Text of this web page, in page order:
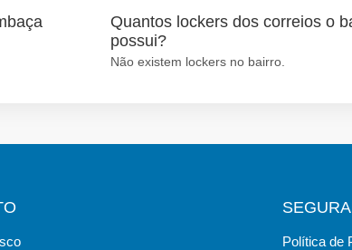
Quantos lockers dos correios o
possui?
Não existem lockers no bairro.
Política de